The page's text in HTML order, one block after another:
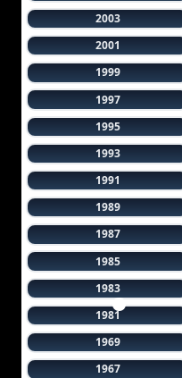
2003
2001
1999
1997
1995
1993
1991
1989
1987
1985
1983
1981
1969
1967